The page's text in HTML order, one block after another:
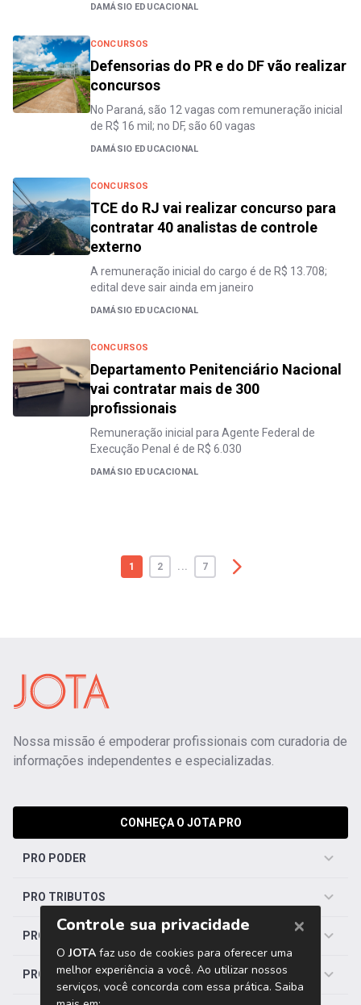
DAMÁSIO EDUCACIONAL
CONCURSOS
Defensorias do PR e do DF vão realizar
concursos
No Paraná, são 12 vagas com remuneração inicial
de R$ 16 mil; no DF, são 60 vagas
DAMÁSIO EDUCACIONAL
CONCURSOS
TCE do RJ vai realizar concurso para
contratar 40 analistas de controle
externo
A remuneração inicial do cargo é de R$ 13.708;
edital deve sair ainda em janeiro
DAMÁSIO EDUCACIONAL
CONCURSOS
Departamento Penitenciário Nacional
vai contratar mais de 300
profissionais
Remuneração inicial para Agente Federal de
Execução Penal é de R$ 6.030
DAMÁSIO EDUCACIONAL
1 2 ... 7
Nossa missão é empoderar profissionais com curadoria de
informações independentes e especializadas.
CONHEÇA O JOTA PRO
PRO PODER
PRO TRIBUTOS
PRO TRABALHISTA
PRO SAÚDE